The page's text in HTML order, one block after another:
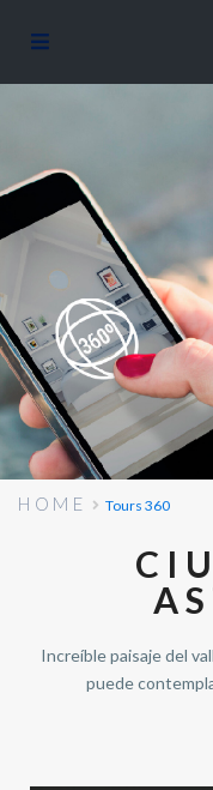
HOME Tours 360
Increíble paisaje del
puede